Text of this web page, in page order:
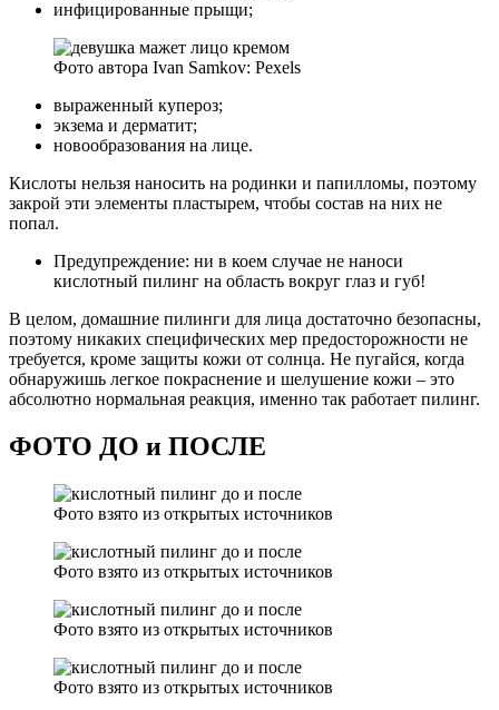
инфицированные прыщи;
Фото автора Ivan Samkov: Pexels
выраженный купероз;
экзема и дерматит;
новообразования на лице.
Кислоты нельзя наносить на родинки и папилломы, поэтому
закрой эти элементы пластырем, чтобы состав на них не
попал.
Предупреждение: ни в коем случае не наноси
кислотный пилинг на область вокруг глаз и губ!
В целом, домашние пилинги для лица достаточно безопасны,
поэтому никаких специфических мер предосторожности не
требуется, кроме защиты кожи от солнца. Не пугайся, когда
обнаружишь легкое покраснение и шелушение кожи – это
абсолютно нормальная реакция, именно так работает пилинг.
ФОТО ДО и ПОСЛЕ
Фото взято из открытых источников
Фото взято из открытых источников
Фото взято из открытых источников
Фото взято из открытых источников